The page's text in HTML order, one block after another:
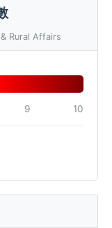
Rural Affairs
9 10